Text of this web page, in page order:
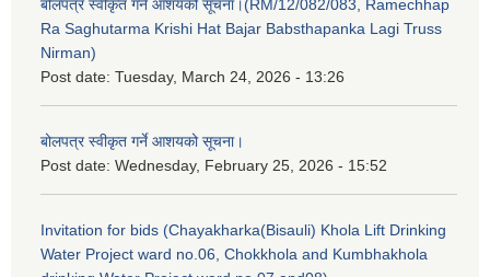
बोलपत्र स्वीकृत गर्ने आशयको सूचना।(RM/12/082/083, Ramechhap
Ra Saghutarma Krishi Hat Bajar Babsthapanka Lagi Truss
Nirman)
Post date: Tuesday, March 24, 2026 - 13:26
बोलपत्र स्वीकृत गर्ने आशयको सूचना।
Post date: Wednesday, February 25, 2026 - 15:52
Invitation for bids (Chayakharka(Bisauli) Khola Lift Drinking
Water Project ward no.06, Chokkhola and Kumbhakhola